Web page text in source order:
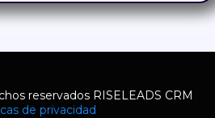
reservados RISELEADS CRM
de privacidad